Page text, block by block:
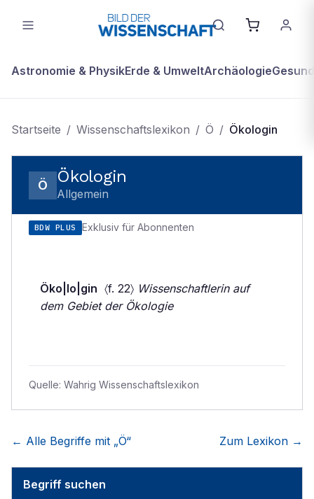
Astronomie & PhysikErde & UmweltArchäologie
Startseite / Wissenschaftslexikon / Ö / Ökologin
Ö Ökologin
Allgemein
BDW PLUS Exklusiv für Abonnenten
Öko|lo|gin 〈f. 22〉 Wissenschaftlerin auf
dem Gebiet der Ökologie
Quelle: Wahrig Wissenschaftslexikon
← Alle Begriffe mit „Ö“ Zum Lexikon →
Begriff suchen